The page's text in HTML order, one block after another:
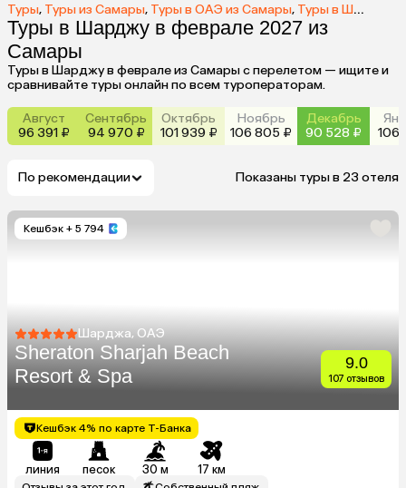
Туры, Туры из Самары, Туры в ОАЭ из Самары, Туры в Шарджу из Самары
Туры в Шарджу в феврале 2027 из
Самары
Туры в Шарджу в феврале из Самары с перелетом — ищите и
сравнивайте туры онлайн по всем туроператорам.
Август
96 391 ₽
Сентябрь
94 970 ₽
Октябрь
101 939 ₽
Ноябрь
106 805 ₽
Декабрь
90 528 ₽
106
По рекомендации Показаны туры в 23 отеля
Кешбэк + 5 794
Шарджа, ОАЭ
Sheraton Sharjah Beach
Resort & Spa
9.0
107 отзывов
Кешбэк 4% по карте Т-Банка
линия песок 30 м 17 км